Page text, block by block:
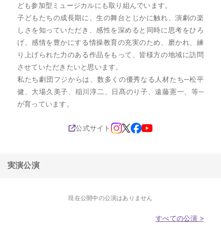
ども参加型ミュージカルにも取り組んでいます。
子どもたちの成長期に、生の舞台とじかに触れ、演劇の楽
しさを知っていただき、感性を深めると同時に思考をひろ
げ、感情を豊かにする情操教育の充実のため、磨かれ、練
り上げられた力のある作品をもって、皆様方の地域に訪問
させていただきたいと思います。
私たち劇団フジからは、数多くの優秀なる人材たち─松平
健、大場久美子、稲川淳二、日髙のり子、遠藤憲一、等─
が育っています。
公式サイト
実演公演
現在公開中の公演はありません
すべての公演 >